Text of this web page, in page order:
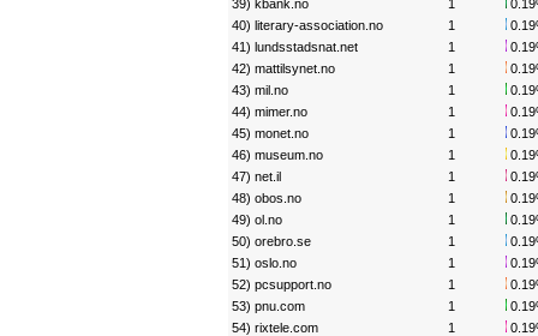
39) kbank.no
1
40) literary-association.no
1
41) lundsstadsnat.net
1
42) mattilsynet.no
1
43) mil.no
1
44) mimer.no
1
45) monet.no
1
46) museum.no
1
47) net.il
1
48) obos.no
1
49) ol.no
1
50) orebro.se
1
51) oslo.no
1
52) pcsupport.no
1
53) pnu.com
1
54) rixtele.com
1